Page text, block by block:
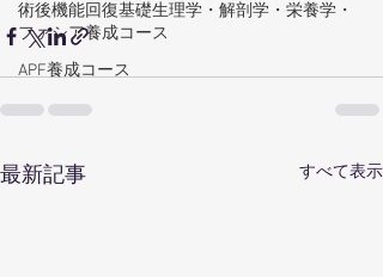
術後機能回復基礎生理学・解剖学・栄養学・
ファシア養成コース
APF養成コース
最新記事 すべて表示